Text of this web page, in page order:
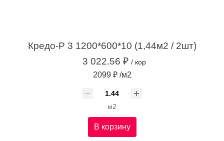
Кредо-Р 3 1200*600*10 (1,44м2 / 2шт)
3 022.56 ₽ / кор
2099 ₽ /м2
м2
В корзину